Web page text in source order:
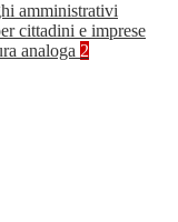
amministrativi
cittadini e imprese
analoga 2